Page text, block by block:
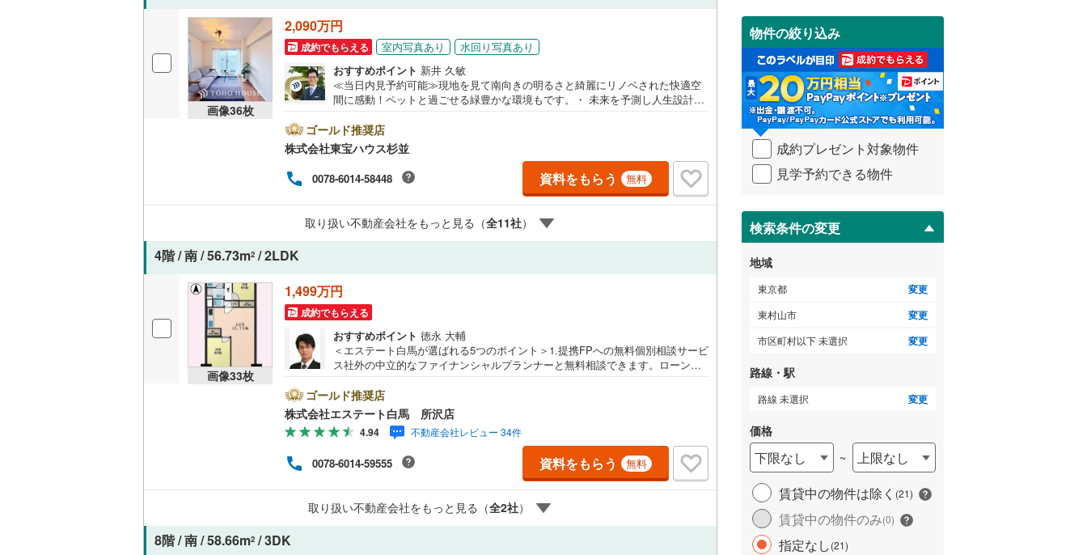
画像36枚
2,090万円
成約でもらえる 室内写真あり
水回り写真あり
おすすめポイント 新井 久敏
≪当日内見予約可能≫現地を見て南向きの明るさと綺麗にリノベされた快適空
間に感動！ペットと過ごせる緑豊かな環境もです。・ 未来を予測し人生設計か
ームをオンライン上でご提案「ミラカレクラブ」。・ 不動産売却時、ご自宅を
綺麗にかつ瀟洒にさせるCG加工ホームステイジングサービス。・ 購入者様
へ、税理士による確定申告の無料セミナーをご招待いたします。◆ご予約に際
して◆日時のご希望をお伝えください。（もちろん当日でも対応可能です）事
前に鍵等の手配や内覧（居住中物件）の手配が必要な場合がございますのでご
容赦ください。事前にご連絡をいただけると、スムーズなご案内が可能となり
ますのでお手数ですがご一報ください。◆物件のご案内は◆弊社へのご来社、
お客様宅へのお迎え・最寄駅での待ち合わせ、物件周辺のコンビニ等でお待ち
合わせなど、ご希望をお伝えください。ご希望条件をお伝え頂けましたら、ご
内させていただきます。
ゴールド推奨店
株式会社東宝ハウス杉並
0078-6014-58448 資料をもらう 無料
取り扱い不動産会社をもっと見る（全11社）
4階 / 南 / 56.73m2 / 2LDK
画像33枚
1,499万円
成約でもらえる
おすすめポイント 徳永 大輔
＜エステート白馬が選ばれる5つのポイント＞1.提携FPへの無料個別相談サービ
ス社外の中立的なファイナンシャルプランナーと無料相談できます。ローン返
報が豊富所沢市を中心にたくさんの情報をご用意しております。インターネッ
ト広告前の物件も多数取り揃えております。お客様のご希望エリアをお申し付
けください。3.自社グループでリフォーム、新築請負所沢店の3階はリフォー
ム、注文建築部門の相談スペースです。一級建築士をはじめとした専門スタッ
フがおりますのでご見学とあわせて、リフォームや注文建築についてご相談頂
けます4.年中無休（年末年始除く）で営業しております営業時間 9:30～19:00
この時間はお電話でのお問合わせがスムーズです5.お子様連れでおこしくだ
用意しております。ご見学ご希望の方は、右上の“室内・現地を見学する（無
料）をボタンからご予約ください。
ゴールド推奨店
株式会社エステート白馬 所沢店
4.94 不動産会社レビュー 34件
0078-6014-59555 資料をもらう 無料
取り扱い不動産会社をもっと見る（全2社）
8階 / 南 / 58.66m2 / 3DK
受
け
取
る
・
条
件
を
イ
ペ
ジ
に
保
存
す
る
物件の絞り込み
成約プレゼント対象物件
見学予約できる物件
検索条件の変更
地域
東京都 変更
東村山市 変更
市区町村以下 未選択 変更
路線・駅
路線 未選択 変更
価格
下限なし ~
上限なし
賃貸中の物件は除く (21)
賃貸中の物件のみ(0)
指定なし(21)
西多摩郡日の出町
西多摩郡奥多摩町
大島町(0) 利島村 新島村(0)
神津島村(0) 三宅島三宅村(0) 御蔵島村(0)
八丈島八丈町( 小笠原村(0)
西武有楽町線(0) 西武新宿線(19)
西武多摩湖線 (15) 西武多摩川線 西武拝島線(6)
西武山口線(0) 京王高尾線(0)
京王相模原線 ( 0) 京王井の頭線(0) 小田急小田原線(0)
小田急多摩線(0 東急多摩川線(0)
東急大井町線
) 東急田園都市線(0) 東急池上線 ( 0)
東急目黒線(0)
京急空港線(0) 都電荒川線 東京モノレール(0)
多摩モノレール(0) 埼玉高速鉄道(0)
立地
最寄りの駅が始発駅（5 ） 小学校まで1km以内（11）
共用施設
コンシェルジュサービス ゲストルーム（1）
設備
ＴＶモニタ付インターホン
（18）
バリアフリー住宅
LD
リビングダイニング15畳以上
（6）
キッチン
独立型キッチン （1 対面キッチン（ 9）
浴室